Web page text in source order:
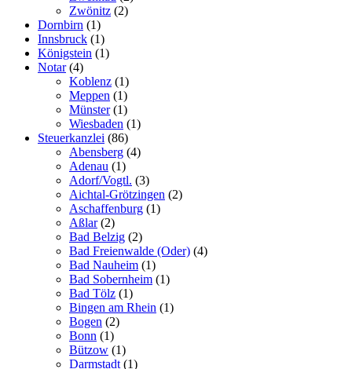
Zwönitz (2)
Dornbirn (1)
Innsbruck (1)
Königstein (1)
Notar(4)
Koblenz (1)
Meppen (1)
Münster(1)
Wiesbaden (1)
Steuerkanzlei (86)
Abensberg (4)
Adenau (1)
Adorf/Vogtl. (3)
Aichtal-Grötzingen (2)
Aschaffenburg (1)
Aßlar(2)
Bad Belzig (2)
Bad Freienwalde (Oder) (4)
Bad Nauheim (1)
Bad Sobernheim (1)
Bad Tölz (1)
Bingen am Rhein (1)
Bogen (2)
Bonn (1)
Bützow (1)
Darmstadt (1)